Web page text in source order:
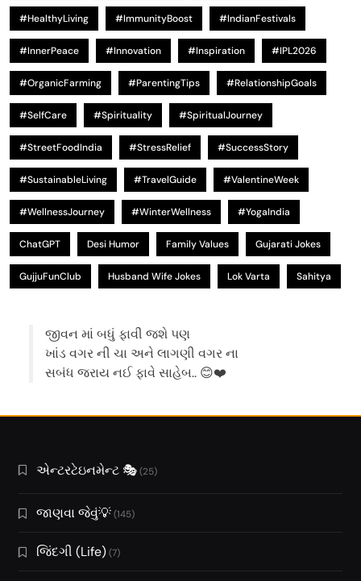
#HealthyLiving #ImmunityBoost #IndianFestivals
#InnerPeace #Innovation #Inspiration #IPL2026
#OrganicFarming #ParentingTips #RelationshipGoals
#SelfCare #Spirituality #SpiritualJourney
#StreetFoodIndia #StressRelief #SuccessStory
#SustainableLiving #TravelGuide #ValentineWeek
#WellnessJourney #WinterWellness #YogaIndia
ChatGPT Desi Humor Family Values Gujarati Jokes
GujjuFunClub Husband Wife Jokes Lok Varta Sahitya
જીવન માં બધું ફાવી જશે પણ
ખાંડ વગર ની ચા અને લાગણી વગર ના
સબંધ જરાય નઈ ફાવે સાહેબ.. 😊❤️
એન્ટરટેઇનમેન્ટ 🎭(25)
જાણવા જેવું💡(145)
જિંદગી (Life)(7)